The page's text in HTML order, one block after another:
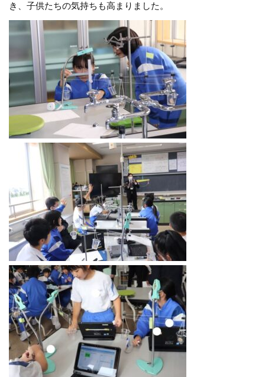
き、子供たちの気持ちも高まりました。